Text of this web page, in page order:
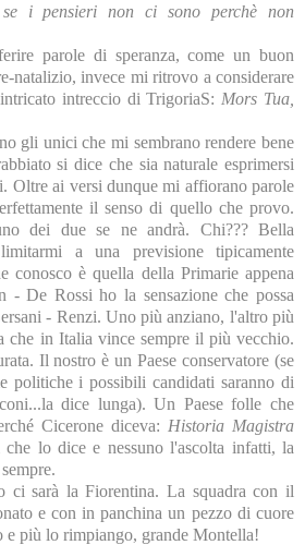
se i pensieri non ci sono perchè non
parole di speranza, come un buon
natalizio, invece mi ritrovo a considerare
intreccio di TrigoriaS: Mors Tua,
gli unici che mi sembrano rendere bene
si dice che sia naturale esprimersi
Oltre ai versi dunque mi affiorano parole
il senso di quello che provo.
dei due se ne andrà. Chi??? Bella
a una previsione tipicamente
conosco è quella della Primarie appena
- De Rossi ho la sensazione che possa
- Renzi. Uno più anziano, l'altro più
che in Italia vince sempre il più vecchio.
Il nostro è un Paese conservatore (se
politiche i possibili candidati saranno di
dice lunga). Un Paese folle che
Cicerone diceva: Historia Magistra
lo dice e nessuno l'ascolta infatti, la
ci sarà la Fiorentina. La squadra con il
e con in panchina un pezzo di cuore
e più lo rimpiango, grande Montella!